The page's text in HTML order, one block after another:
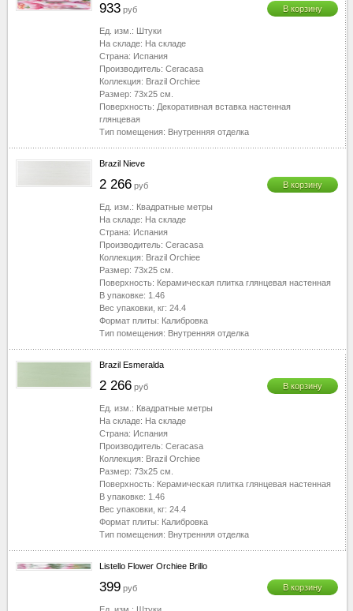
933 руб В корзину
Ед. изм.: Штуки
На складе: На складе
Страна: Испания
Производитель: Ceracasa
Коллекция: Brazil Orchiee
Размер: 73x25 см.
Поверхность: Декоративная вставка настенная
глянцевая
Тип помещения: Внутренняя отделка
Brazil Nieve
2 266 руб В корзину
Ед. изм.: Квадратные метры
На складе: На складе
Страна: Испания
Производитель: Ceracasa
Коллекция: Brazil Orchiee
Размер: 73x25 см.
Поверхность: Керамическая плитка глянцевая настенная
В упаковке: 1.46
Вес упаковки, кг: 24.4
Формат плиты: Калибровка
Тип помещения: Внутренняя отделка
Brazil Esmeralda
2 266 руб В корзину
Ед. изм.: Квадратные метры
На складе: На складе
Страна: Испания
Производитель: Ceracasa
Коллекция: Brazil Orchiee
Размер: 73x25 см.
Поверхность: Керамическая плитка глянцевая настенная
В упаковке: 1.46
Вес упаковки, кг: 24.4
Формат плиты: Калибровка
Тип помещения: Внутренняя отделка
Listello Flower Orchiee Brillo
399 руб В корзину